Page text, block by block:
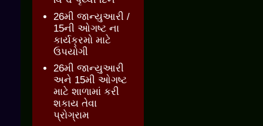
26મી જાન્યુઆરી /
15ની ઓગષ્ટ ના
કાર્યક્રમો માટે
ઉપયોગી
26મી જાન્યુઆરી
અને 15મી ઓગષ્ટ
માટે શાળામાં કરી
શકાય તેવા
પ્રોગ્રામ